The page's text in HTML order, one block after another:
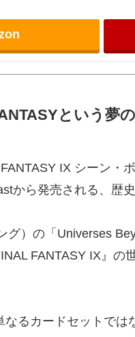
という夢
IX シーン・
から発売される、歴
）の「Universes
FANTASY IX』の
るカードセットでは